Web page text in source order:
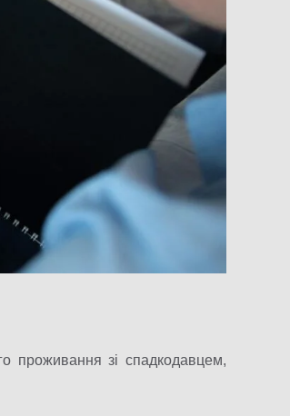
проживання зі спадкодавцем,